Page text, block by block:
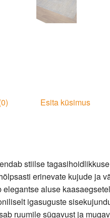
Esita küsimus
stiilse
erinevate kujude ja
aluse
igasuguste
ruumile sügavust ja